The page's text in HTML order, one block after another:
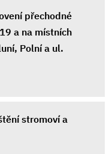
přechodné
a na místních
Polní a ul.
stromoví a